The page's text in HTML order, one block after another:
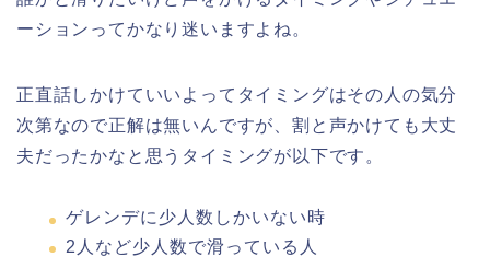
ーションってかなり迷いますよね。
正直話しかけていいよってタイミングはその人の気分
次第なので正解は無いんですが、割と声かけても大丈
夫だったかなと思うタイミングが以下です。
ゲレンデに少人数しかいない時
2人など少人数で滑っている人